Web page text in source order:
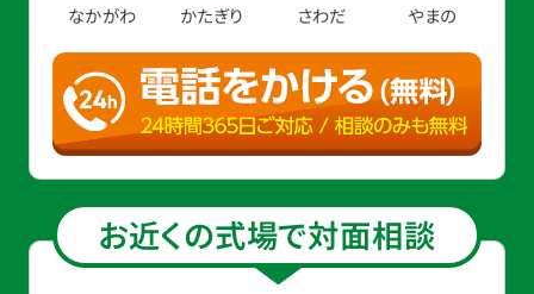
なかがわ かたぎり さわだ やまの
お近くの式場で対面相談